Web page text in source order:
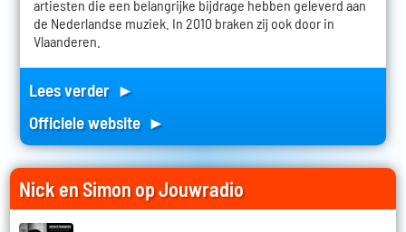
artiesten die een belangrijke bijdrage hebben geleverd aan
de Nederlandse muziek. In 2010 braken zij ook door in
Vlaanderen.
Lees verder ►
Officiele website ►
Nick en Simon op Jouwradio